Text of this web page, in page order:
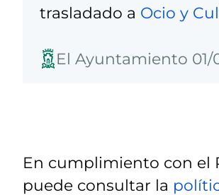
trasladado a Ocio y
El Ayuntamiento 01/
En cumplimiento con el
puede consultar la